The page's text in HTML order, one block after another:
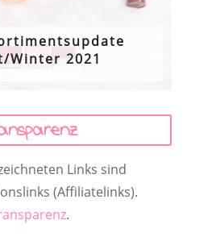
Winter 2021
Links sind
(Affiliatelinks).
.